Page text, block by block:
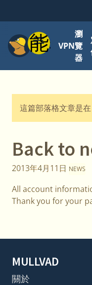
功能表
VPN
瀏
覽
器
這篇部落格文章是在
Back to
2013年4月11日 NEWS
All account
Thank you for your
MULLVAD
關於